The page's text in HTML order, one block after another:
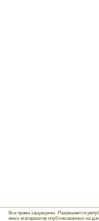
Все права защищены. Разрешается
иных материалов опубликованных на